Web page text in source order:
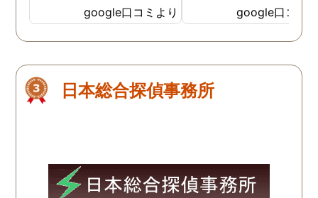
google口コミより google口コミ
日本総合探偵事務所